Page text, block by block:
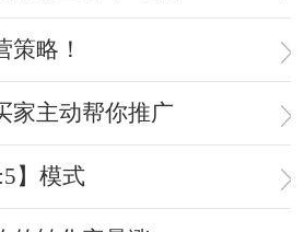
策略！
家主动帮你推广
】模式